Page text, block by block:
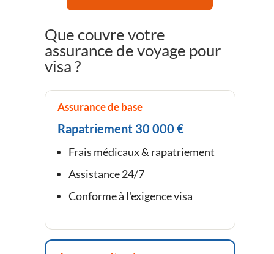
Que couvre votre
assurance de voyage pour
visa ?
Assurance de base
Rapatriement 30 000 €
Frais médicaux & rapatriement
Assistance 24/7
Conforme à l'exigence visa